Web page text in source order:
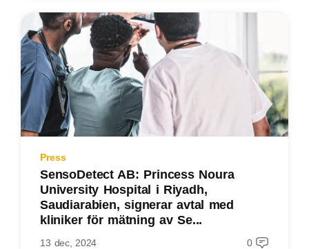
Press
SensoDetect AB: Princess Noura
University Hospital i Riyadh,
Saudiarabien, signerar avtal med
kliniker för mätning av Se...
13 dec, 2024 0